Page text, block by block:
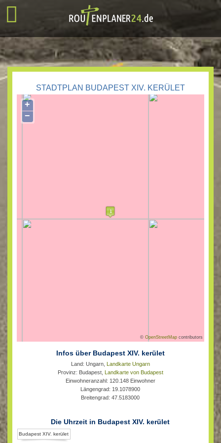
STADTPLAN BUDAPEST XIV. KERÜLET
+
−
©OpenStreetMap contributors
Infos über Budapest XIV. kerület
Land: Ungarn, Landkarte Ungarn
Provinz: Budapest, Landkarte von Budapest
Einwohneranzahl: 120.148 Einwohner
Längengrad: 19.1078900
Breitengrad: 47.5183000
Die Uhrzeit in Budapest XIV. kerület
Budapest XIV. kerület